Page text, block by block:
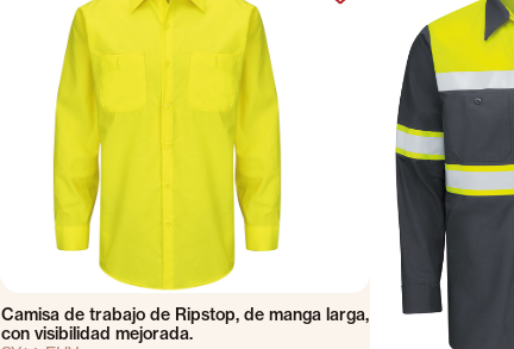
Camisa de trabajo de Ripstop, de manga larga,
con visibilidad mejorada.